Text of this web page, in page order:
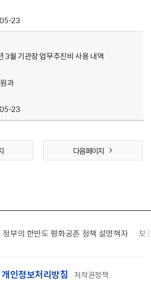
23
3월 기관장 업무추진비 사용 내역
과
23
다음 페이지
정부의 한반도 평화공존 정책 설명책자 보
개인정보처리방침
저작권정책